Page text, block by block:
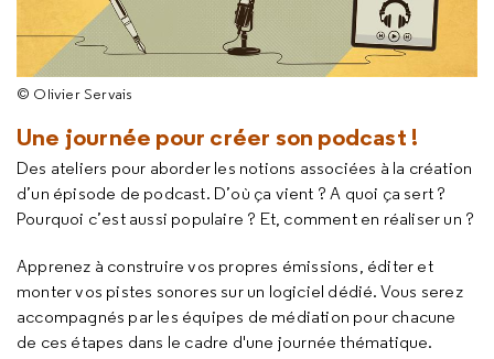
© Olivier Servais
Une journée pour créer son podcast !
Des ateliers pour aborder les notions associées à la création
d’un épisode de podcast. D’où ça vient ? A quoi ça sert ?
Pourquoi c’est aussi populaire ? Et, comment en réaliser un ?
Apprenez à construire vos propres émissions, éditer et
monter vos pistes sonores sur un logiciel dédié. Vous serez
accompagnés par les équipes de médiation pour chacune
de ces étapes dans le cadre d'une journée thématique.